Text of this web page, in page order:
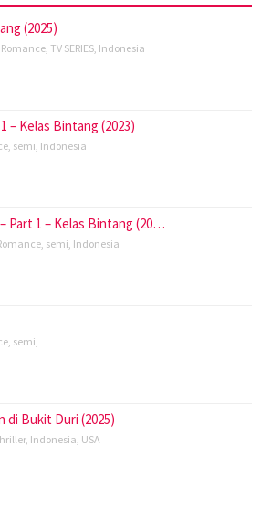
(2025)
Romance TV SERIES Indonesia
– Kelas Bintang (2023)
semi Indonesia
Part 1 – Kelas Bintang (20…
semi Indonesia
semi
di Bukit Duri (2025)
, Indonesia USA